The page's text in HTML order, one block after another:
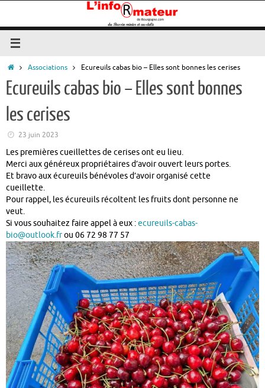
contenu
Accueil
Associations Ecureuils cabas bio – Elles sont bonnes les cerises
Ecureuils cabas bio – Elles sont bonnes
les cerises
23 juin 2023
Les premières cueillettes de cerises ont eu lieu.
Merci aux généreux propriétaires d’avoir ouvert leurs portes.
Et bravo aux écureuils bénévoles d’avoir organisé cette
cueillette.
Pour rappel, les écureuils récoltent les fruits dont personne ne
veut.
Si vous souhaitez faire appel à eux :ecureuils-cabas-
bio@outlook.frou 06 72 98 77 57